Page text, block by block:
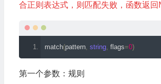
合正则表达式，则匹配失败，函数返回
match(pattern, string, flags=0)
第一个参数：规则